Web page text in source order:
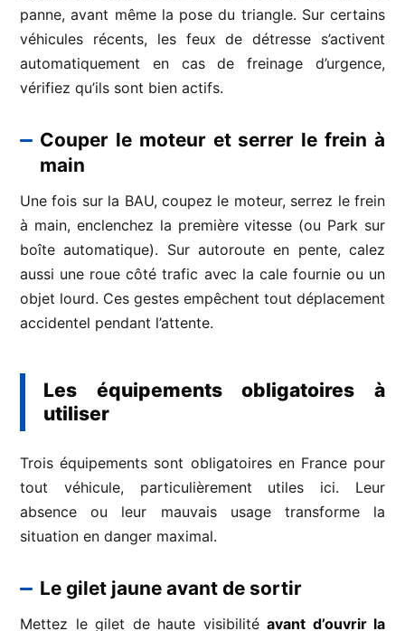
panne, avant même la pose du triangle. Sur certains
véhicules récents, les feux de détresse s’activent
automatiquement en cas de freinage d’urgence,
vérifiez qu’ils sont bien actifs.
Couper le moteur et serrer le frein à
main
Une fois sur la BAU, coupez le moteur, serrez le frein
à main, enclenchez la première vitesse (ou Park sur
boîte automatique). Sur autoroute en pente, calez
aussi une roue côté trafic avec la cale fournie ou un
objet lourd. Ces gestes empêchent tout déplacement
accidentel pendant l’attente.
Les équipements obligatoires à
utiliser
Trois équipements sont obligatoires en France pour
tout véhicule, particulièrement utiles ici. Leur
absence ou leur mauvais usage transforme la
situation en danger maximal.
Le gilet jaune avant de sortir
Mettez le gilet de haute visibilité avant d’ouvrir la